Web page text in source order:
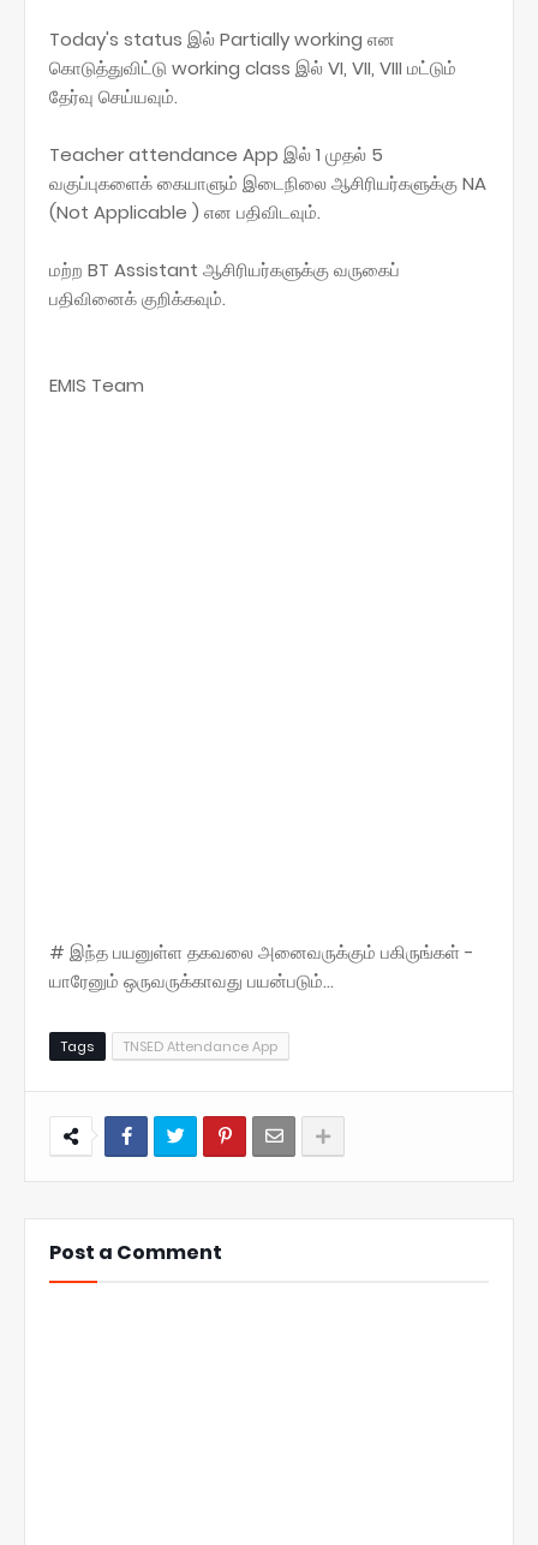
Today's status இல் Partially working என
கொடுத்துவிட்டு working class இல் VI, VII, VIII மட்டும்
தேர்வு செய்யவும்.
Teacher attendance App இல் 1 முதல் 5
வகுப்புகளைக் கையாளும் இடைநிலை ஆசிரியர்களுக்கு NA
(Not Applicable ) என பதிவிடவும்.
மற்ற BT Assistant ஆசிரியர்களுக்கு வருகைப்
பதிவினைக் குறிக்கவும்.
EMIS Team
# இந்த பயனுள்ள தகவலை அனைவருக்கும் பகிருங்கள் -
யாரேனும் ஒருவருக்காவது பயன்படும்...
Tags TNSED Attendance App
Post a Comment